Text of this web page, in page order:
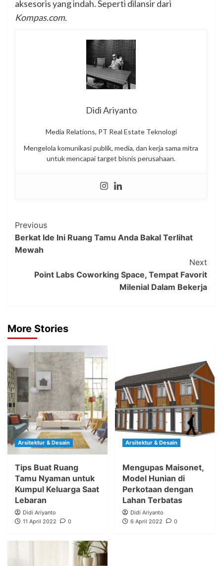
aksesoris yang indah. Seperti dilansir dari
Kompas.com.
Didi Ariyanto
Media Relations, PT Real Estate Teknologi
Mengelola komunikasi publik, media, dan kerja sama mitra
untuk mencapai target bisnis perusahaan.
Post
Navigation
Previous
Berkat Ide Ini Ruang Tamu Anda Bakal Terlihat
Mewah
Next
Point Labs Coworking Space, Tempat Favorit
Milenial Dalam Bekerja
More Stories
Arsitektur & Desain
Tips Buat Ruang
Tamu Nyaman untuk
Kumpul Keluarga Saat
Lebaran
Didi Ariyanto
11 April 2022
0
Arsitektur & Desain
Mengupas Maisonet,
Model Hunian di
Perkotaan dengan
Lahan Terbatas
Didi Ariyanto
6 April 2022
0